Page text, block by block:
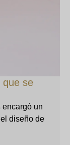
que se
encargó un
diseño de